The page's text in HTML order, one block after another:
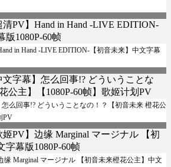
in Hand -LIVE EDITION-【初音未来】中文字幕
么回事!? どういうことなの！？【初音未来 橙花公
PV
Marginal マージナル 【初音未来橙花公主】中文